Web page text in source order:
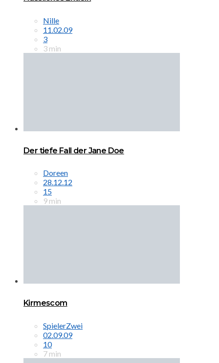
Nille
11.02.09
3
3 min
Der tiefe Fall der Jane Doe
Doreen
28.12.12
15
9 min
Kirmescom
SpielerZwei
02.09.09
10
7 min